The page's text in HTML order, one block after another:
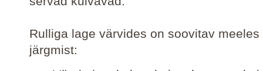
Rulliga lage värvides on soovitav meeles
järgmist: